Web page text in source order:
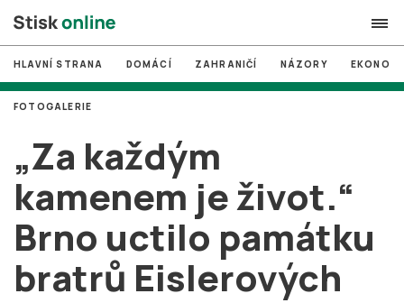
search
# MUNI
Brno
# volby
login PŘIHLÁSIT SE
Zapomněli jste heslo?
HLAVNÍ STRANA DOMÁCÍ ZAHRANIČÍ NÁZORY
„Za každým
kamenem je život.“
Brno uctilo památku
bratrů Eislerových
FOTOGALERIE